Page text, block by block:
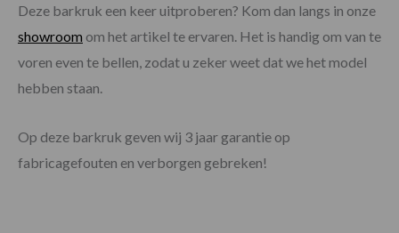
Deze barkruk een keer uitproberen? Kom dan langs in onze
showroom om het artikel te ervaren. Het is handig om van te
voren even te bellen, zodat u zeker weet dat we het model
hebben staan.
Op deze barkruk geven wij 3 jaar garantie op
fabricagefouten en verborgen gebreken!